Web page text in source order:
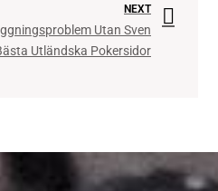
NEXT
Utan Sven
Utländska Pokersidor